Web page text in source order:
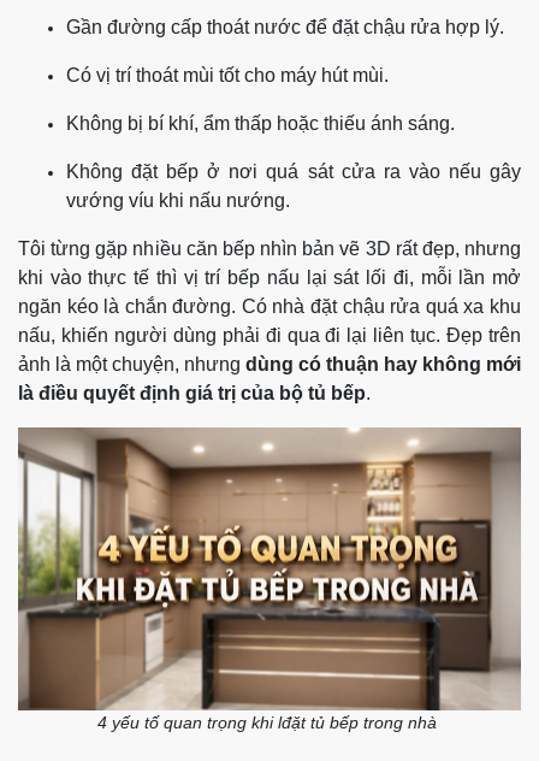
Gần đường cấp thoát nước để đặt chậu rửa hợp lý.
Có vị trí thoát mùi tốt cho máy hút mùi.
Không bị bí khí, ẩm thấp hoặc thiếu ánh sáng.
Không đặt bếp ở nơi quá sát cửa ra vào nếu gây
vướng víu khi nấu nướng.
Tôi từng gặp nhiều căn bếp nhìn bản vẽ 3D rất đẹp, nhưng
khi vào thực tế thì vị trí bếp nấu lại sát lối đi, mỗi lần mở
ngăn kéo là chắn đường. Có nhà đặt chậu rửa quá xa khu
nấu, khiến người dùng phải đi qua đi lại liên tục. Đẹp trên
ảnh là một chuyện, nhưng dùng có thuận hay không mới
là điều quyết định giá trị của bộ tủ bếp.
4 yếu tố quan trọng khi lđặt tủ bếp trong nhà